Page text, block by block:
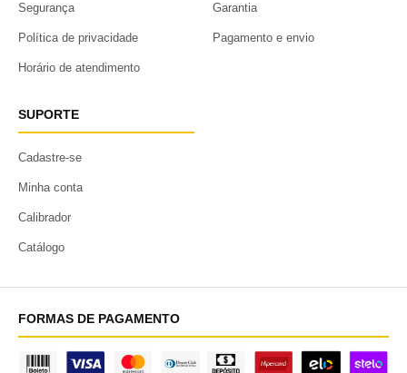
Segurança
Política de privacidade
Horário de atendimento
Garantia
Pagamento e envio
SUPORTE
Cadastre-se
Minha conta
Calibrador
Catálogo
FORMAS DE PAGAMENTO